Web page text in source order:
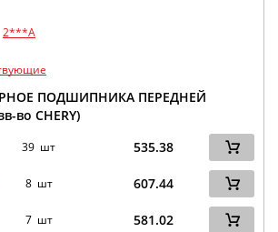
2***A
ПОДШИПНИКА ПЕРЕДНЕЙ
во CHERY)
39 шт 535.38
8 шт 607.44
7 шт 581.02